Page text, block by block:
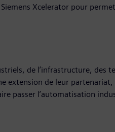
Xcelerator pour
de l’infrastructure,
extension de leur
passer l’automatisation